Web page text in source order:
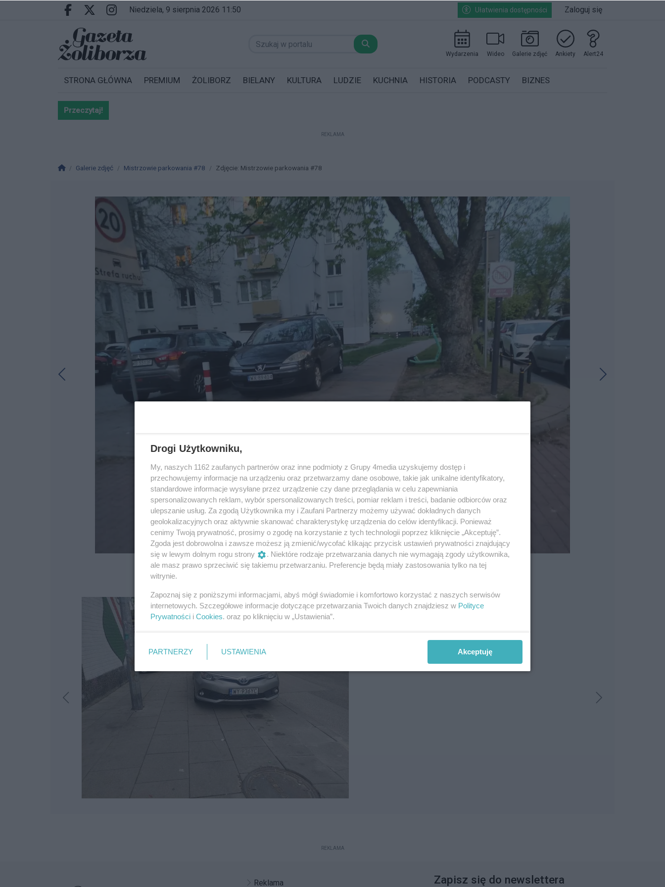
Przejdź do głównych treści
Przejdź do wyszukiwarki
Przejdź do głównego menu
Facebook.com
X.comInstagram.com
niedziela, 9 sierpnia 2026 11:50 Ułatwienia dostępności Zaloguj się
Wydarzenia Wideo Galerie zdjęć Ankiety Alert24
STRONA GŁÓWNA PREMIUM ŻOLIBORZ BIELANY KULTURA LUDZIE KUCHNIA HISTORIA PODCASTY BIZNES
Przeczytaj!
REKLAMA
Strona główna
Galerie zdjęć Mistrzowie parkowania #78 Zdjęcie: Mistrzowie parkowania #78
3 / 23
REKLAMA
Reklama Zapisz się do newslettera
Drogi Użytkowniku,
My, naszych 1162 zaufanych partnerów oraz inne podmioty z Grupy 4media uzyskujemy dostęp i
przechowujemy informacje na urządzeniu oraz przetwarzamy dane osobowe, takie jak unikalne identyfikatory,
standardowe informacje wysyłane przez urządzenie czy dane przeglądania w celu zapewniania
spersonalizowanych reklam, wybór spersonalizowanych treści, pomiar reklam i treści, badanie odbiorców oraz
ulepszanie usług. Za zgodą Użytkownika my i Zaufani Partnerzy możemy używać dokładnych danych
geolokalizacyjnych oraz aktywnie skanować charakterystykę urządzenia do celów identyfikacji. Ponieważ
cenimy Twoją prywatność, prosimy o zgodę na korzystanie z tych technologii poprzez kliknięcie „Akceptuję”.
Zgoda jest dobrowolna i zawsze możesz ją zmienić/wycofać klikając przycisk ustawień prywatności znajdujący
się w lewym dolnym rogu strony
. Niektóre rodzaje przetwarzania danych nie wymagają zgody użytkownika,
ale masz prawo sprzeciwić się takiemu przetwarzaniu. Preferencje będą miały zastosowania tylko na tej
witrynie.
Zapoznaj się z poniższymi informacjami, abyś mógł świadomie i komfortowo korzystać z naszych serwisów
internetowych. Szczegółowe informacje dotyczące przetwarzania Twoich danych znajdziesz w Polityce
Prywatności i Cookies. oraz po kliknięciu w „Ustawienia”.
PARTNERZY USTAWIENIA Akceptuję